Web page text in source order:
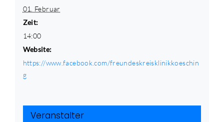
01. Februar
Zeit:
14:00
Website:
https://www.facebook.com/freundeskreisklinikkoeschin
g
Veranstalter